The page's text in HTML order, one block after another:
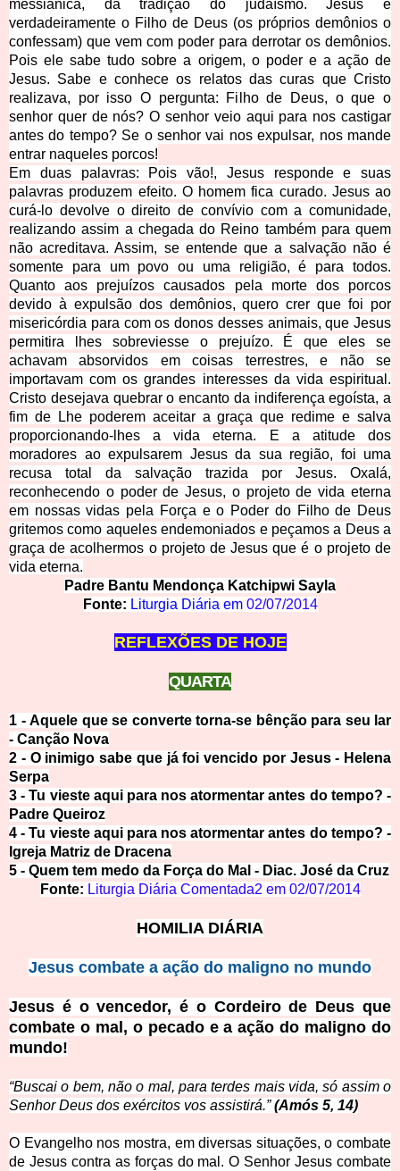
messiânica, da tradição do judaísmo. Jesus é
verdadeiramente o Filho de Deus (os próprios demônios o
confessam) que vem com poder para derrotar os demônios.
Pois ele sabe tudo sobre a origem, o poder e a ação de
Jesus. Sabe e conhece os relatos das curas que Cristo
realizava, por isso O pergunta: Filho de Deus, o que o
senhor quer de nós? O senhor veio aqui para nos castigar
antes do tempo? Se o senhor vai nos expulsar, nos mande
entrar naqueles porcos!
Em duas palavras: Pois vão!, Jesus responde e suas
palavras produzem efeito. O homem fica curado. Jesus ao
curá-lo devolve o direito de convívio com a comunidade,
realizando assim a chegada do Reino também para quem
não acreditava. Assim, se entende que a salvação não é
somente para um povo ou uma religião, é para todos.
Quanto aos prejuízos causados pela morte dos porcos
devido à expulsão dos demônios, quero crer que foi por
misericórdia para com os donos desses animais, que Jesus
permitira lhes sobreviesse o prejuízo. É que eles se
achavam absorvidos em coisas terrestres, e não se
importavam com os grandes interesses da vida espiritual.
Cristo desejava quebrar o encanto da indiferença egoísta, a
fim de Lhe poderem aceitar a graça que redime e salva
proporcionando-lhes a vida eterna. E a atitude dos
moradores ao expulsarem Jesus da sua região, foi uma
recusa total da salvação trazida por Jesus. Oxalá,
reconhecendo o poder de Jesus, o projeto de vida eterna
em nossas vidas pela Força e o Poder do Filho de Deus
gritemos como aqueles endemoniados e peçamos a Deus a
graça de acolhermos o projeto de Jesus que é o projeto de
vida eterna.
Padre Bantu Mendonça Katchipwi Sayla
Fonte: Liturgia Diária em 02/07/2014
REFLEXÕES DE HOJE
QUARTA
1 - Aquele que se converte torna-se bênção para seu lar
- Canção Nova
2 - O inimigo sabe que já foi vencido por Jesus - Helena
Serpa
3 -Tu vieste aqui para nos atormentar antes do tempo? -
Padre Queiroz
4 -Tu vieste aqui para nos atormentar antes do tempo? -
Igreja Matriz de Dracena
5 - Quem tem medo da Força do Mal - Diac. José da Cruz
Fonte: Liturgia Diária Comentada2 em 02/07/2014
HOMILIA DIÁRIA
Jesus combate a ação do maligno no mundo
Jesus é o vencedor, é o Cordeiro de Deus que
combate o mal, o pecado e a ação do maligno do
mundo!
“Buscai o bem, não o mal, para terdes mais vida, só assim o
Senhor Deus dos exércitos vos assistirá.”(Amós 5, 14)
O Evangelho nos mostra, em diversas situações, o combate
de Jesus contra as forças do mal. O Senhor Jesus combate